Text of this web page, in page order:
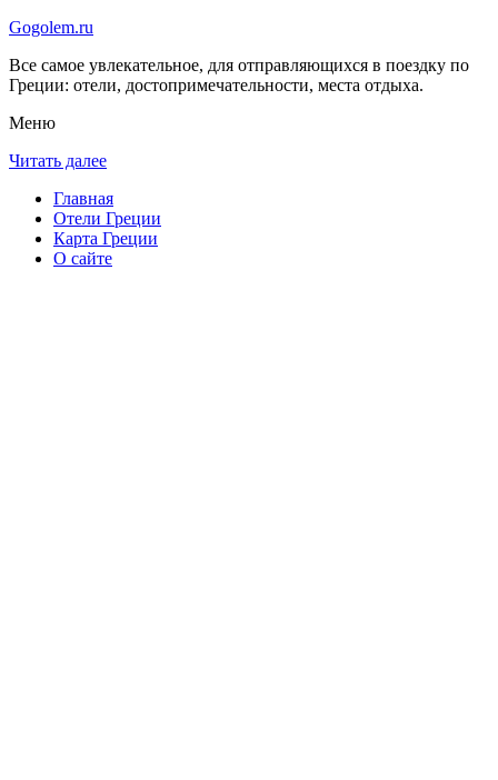
Gogolem.ru
Все самое увлекательное, для отправляющихся в поездку по
Греции: отели, достопримечательности, места отдыха.
Меню
Читать далее
Главная
Отели Греции
Карта Греции
О сайте